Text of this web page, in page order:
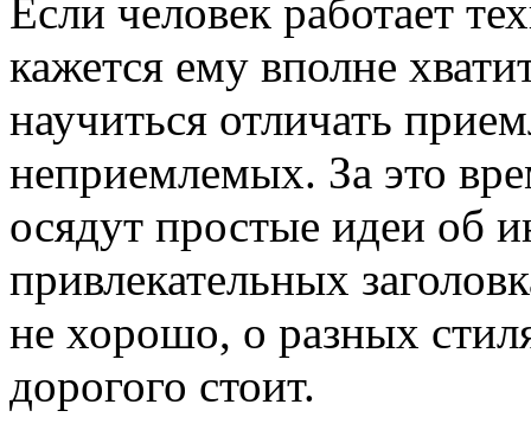
Если человек работает
кажется ему вполне
научиться отличать
неприемлемых. За это
осядут простые идеи об
привлекательных
не хорошо, о разных
дорогого стоит.